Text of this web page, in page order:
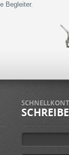
Begleiter.